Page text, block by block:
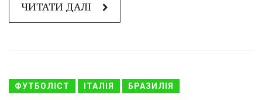
ЧИТАТИ ДАЛІ
ФУТБОЛІСТ ІТАЛІЯ БРАЗИЛІЯ